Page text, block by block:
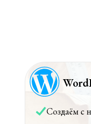
Создаём с